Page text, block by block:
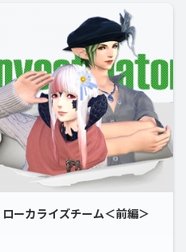
ーカライズチーム＜前編＞